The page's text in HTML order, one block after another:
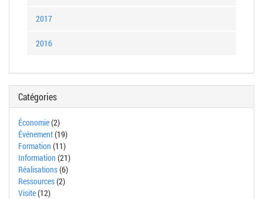
2017
2016
Catégories
Économie(2)
Événement(19)
Formation (11)
Information (21)
Réalisations(6)
Ressources(2)
Visite(12)